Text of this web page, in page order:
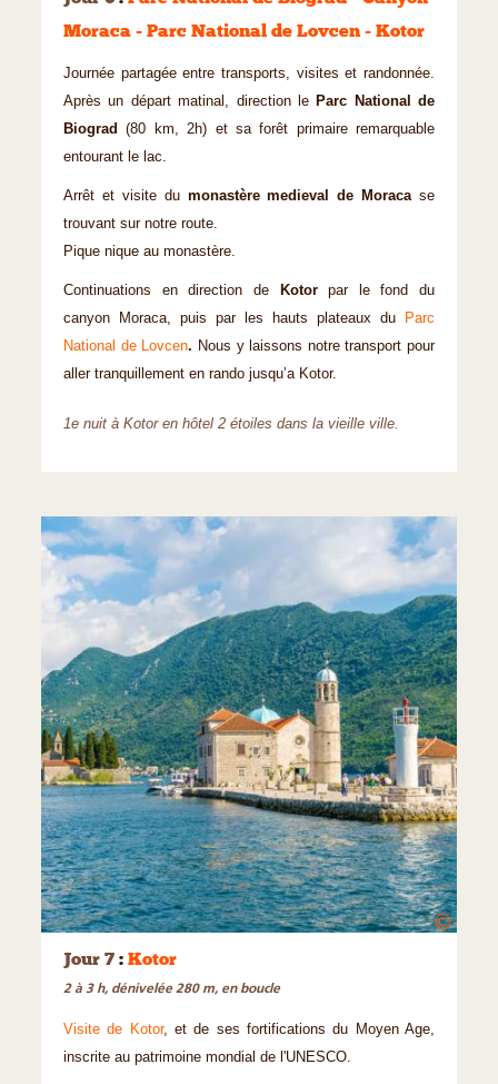
Moraca - Parc National de Lovcen - Kotor
Journée partagée entre transports, visites et randonnée.
Après un départ matinal, direction le Parc National de
Biograd
(80 km, 2h) et sa forêt primaire remarquable
entourant le lac.
Arrêt et visite du monastère medieval de Moracase
trouvant sur notre route.
Pique nique au monastère.
Continuations en direction de Kotorpar le fond du
canyon Moraca, puis par les hauts plateaux du
Parc
National de Lovcen. Nous y laissons notre transport pour
aller tranquillement en rando jusqu’a Kotor.
1e nuit à Kotor en hôtel 2 étoiles dans la vieille ville.
©
Jour 7 : Kotor
2 à 3 h, dénivelée 280 m, en boucle
Visite de Kotor, et de ses fortifications du Moyen Age,
inscrite au patrimoine mondial de l'UNESCO.